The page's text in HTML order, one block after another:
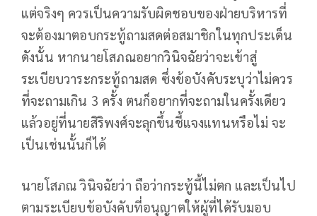
แต่จริงๆ ควรเป็นความรับผิดชอบของฝ่ายบริหารที่
จะต้องมาตอบกระทู้ถามสดต่อสมาชิกในทุกประเด็น
ดังนั้น หากนายโสภณอยากวินิจฉัยว่าจะเข้าสู่
ระเบียบวาระกระทู้ถามสด ซึ่งข้อบังคับระบุว่าไม่ควร
ที่จะถามเกิน 3 ครั้ง ตนก็อยากที่จะถามในครั้งเดียว
แล้วอยู่ที่นายสิริพงศ์จะลุกขึ้นชี้แจงแทนหรือไม่ จะ
เป็นเช่นนั้นก็ได้
นายโสภณ วินิจฉัยว่า ถือว่ากระทู้นี้ไม่ตก และเป็นไป
ตามระเบียบข้อบังคับที่อนุญาตให้ผู้ที่ได้รับมอบ